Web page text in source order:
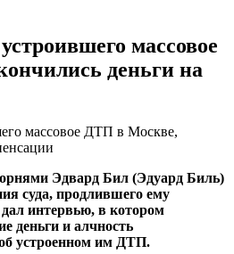
массовое
деньги на
массовое ДТП в Москве,
Эдвард Бил (Эдуард Биль)
суда, продлившего ему
дал интервью, в котором
деньги и алчность
устроенном им ДТП.